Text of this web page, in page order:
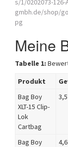
s/1/0202073-126-
gmbh.de/shop/
pg
Meine
Tabelle 1:
Produkt
Bag Boy
XLT-15 Clip-
Lok
Cartbag
Bag Boy